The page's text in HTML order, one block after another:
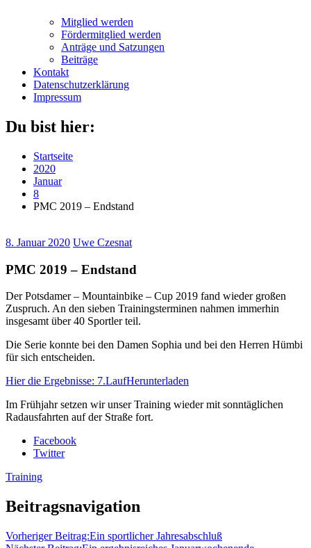
Mitglied werden
Fördermitglied werden
Anträge und Satzungen
Beiträge
Kontakt
Datenschutzerklärung
Impressum
Du bist hier:
Startseite
2020
Januar
8
PMC 2019 – Endstand
8. Januar 2020 Uwe Czesnat
PMC 2019 – Endstand
Der Potsdamer – Mountainbike – Cup 2019 fand wieder großen
Zuspruch. An den sieben Trainingsterminen nahmen immerhin
insgesamt über 40 Sportler teil.
Die Serie konnte bei den Damen Sophia und bei den Herren Hümbi
für sich entscheiden.
Hier die Ergebnisse: 7.LaufHerunterladen
Im Frühjahr setzen wir unser Training wieder mit sonntäglichen
Radausfahrten auf der Straße fort.
Facebook
Twitter
Training
Beitragsnavigation
Vorheriger Beitrag:Ein sportlicher Jahresabschluß